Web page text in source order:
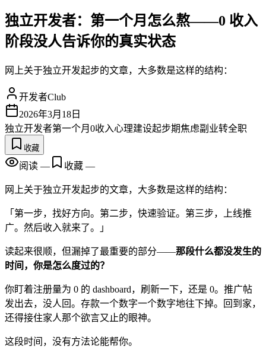
独立开发者：第一个月怎么熬——0 收入
阶段没人告诉你的真实状态
网上关于独立开发起步的文章，大多数是这样的结构：
开发者Club
2026年3月18日
独立开发者第一个月 0收入心理建设起步期焦虑副业转全职
收藏
阅读 — 收藏 —
网上关于独立开发起步的文章，大多数是这样的结构：
「第一步，找好方向。第二步，快速验证。第三步，上线推
广。然后收入就来了。」
读起来很顺，但漏掉了最重要的部分——那段什么都没发生的
时间，你是怎么度过的？
你盯着注册量为 0 的 dashboard，刷新一下，还是 0。推广帖
发出去，没人回。存款一个数字一个数字地往下掉。回到家，
还得接住家人那个欲言又止的眼神。
这段时间，没有方法论能帮你。